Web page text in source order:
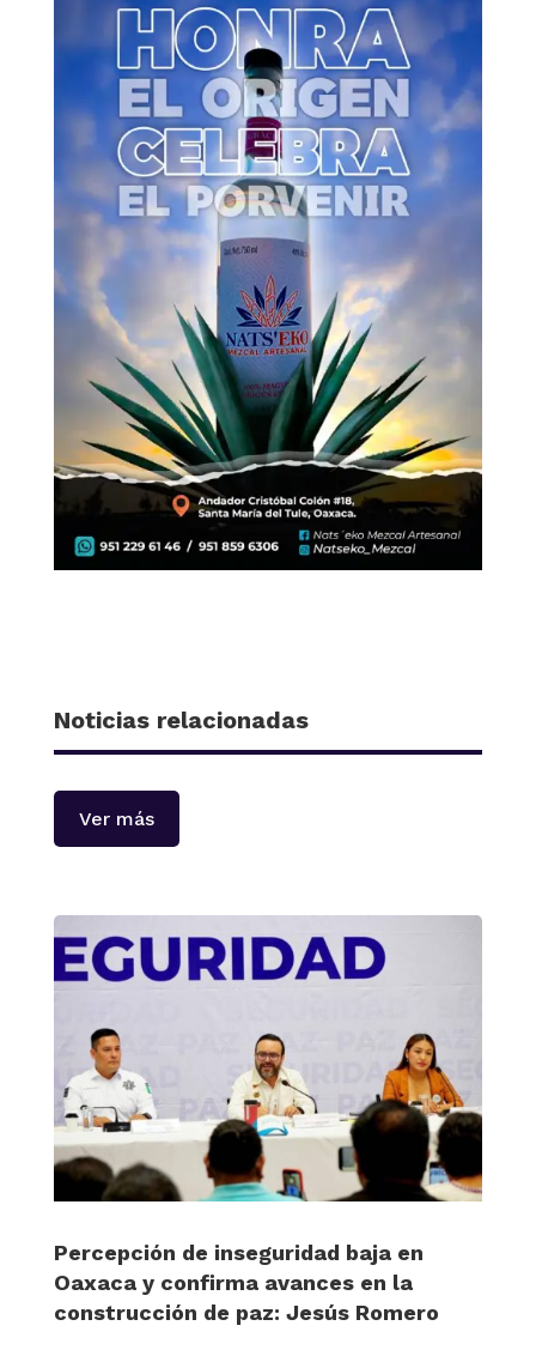
Noticias relacionadas
Ver más
Percepción de inseguridad baja en
Oaxaca y confirma avances en la
construcción de paz: Jesús Romero